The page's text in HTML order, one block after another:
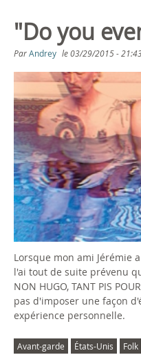
"Do you
ParAndrey le03/29/2015 -
Lorsque mon ami Jérémie
l'ai tout de suite prévenu
NON HUGO, TANT PIS
pas d'imposer une façon
expérience personnelle.
Avant-garde États-Unis Folk